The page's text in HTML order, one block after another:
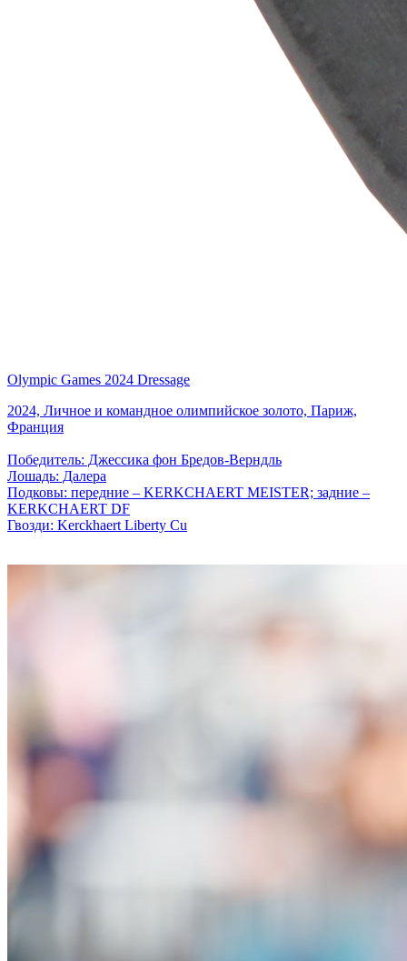
Olympic Games 2024 Dressage
2024, Личное и командное олимпийское золото, Париж,
Франция
Победитель: Джессика фон Бредов-Верндль
Лошадь: Далера
Подковы: передние – KERKCHAERT MEISTER; задние –
KERKCHAERT DF
Гвозди: Kerckhaert Liberty Cu